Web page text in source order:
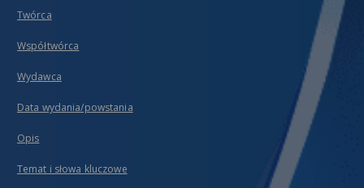
Twórca
Współtwórca
Wydawca
Data wydania/powstania
Opis
Temat i słowa kluczowe